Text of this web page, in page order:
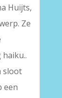
Huijts,
Ze
sloot
een